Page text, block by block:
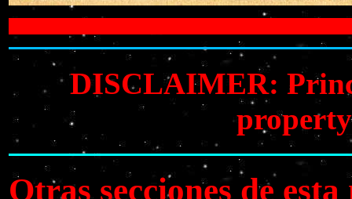
DISCLAIMER:
Otras secciones de